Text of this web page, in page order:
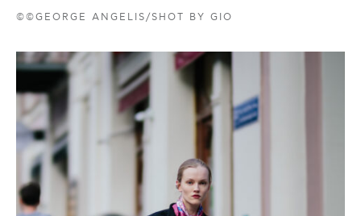
©©GEORGE ANGELIS/SHOT BY GIO